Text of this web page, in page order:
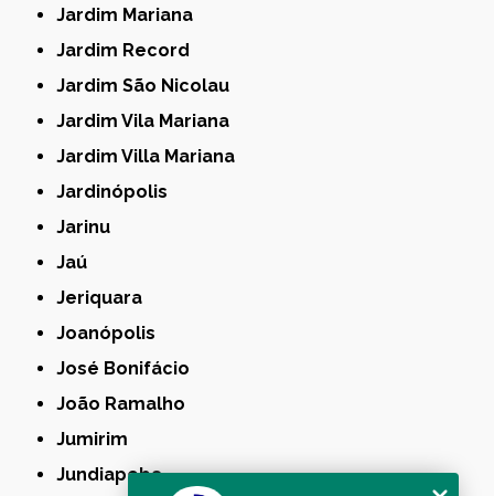
Jardim Mariana
Jardim Record
Jardim São Nicolau
Jardim Vila Mariana
Jardim Villa Mariana
Jardinópolis
Jarinu
Jaú
Jeriquara
Joanópolis
José Bonifácio
João Ramalho
Jumirim
Jundiapeba